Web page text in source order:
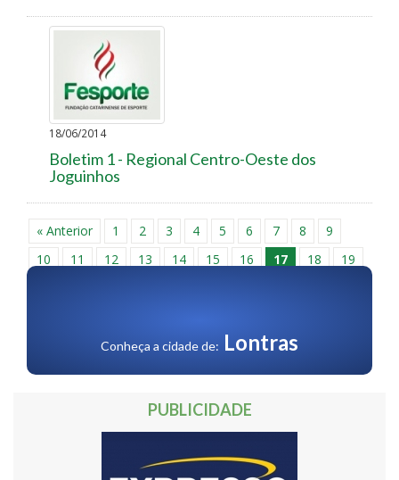
18/06/2014
Boletim 1 - Regional Centro-Oeste dos
Joguinhos
« Anterior 1 2 3 4 5 6 7 8
9
10
11 12 13 14 15 16 17 18
19
Conheça a cidade de: Lontras
PUBLICIDADE